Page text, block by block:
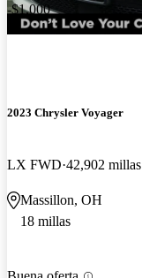
-$1,000
2023 Chrysler Voyager
LX FWD 42,902 millas
Massillon, OH
18 millas